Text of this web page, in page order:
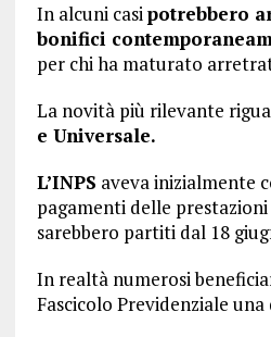
In alcuni casipotrebbero
bonifici
per chi ha maturato
La novità più rilevante
e Universale.
L’INPS aveva inizialmente
pagamenti delle
sarebbero partiti dal 18
In realtà numerosi
Fascicolo Previdenziale una